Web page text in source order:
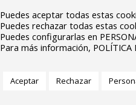
Puedes aceptar todas estas
Puedes rechazar todas estas
Puedes configurarlas en
Para más información, POLÍTICA
Aceptar Rechazar